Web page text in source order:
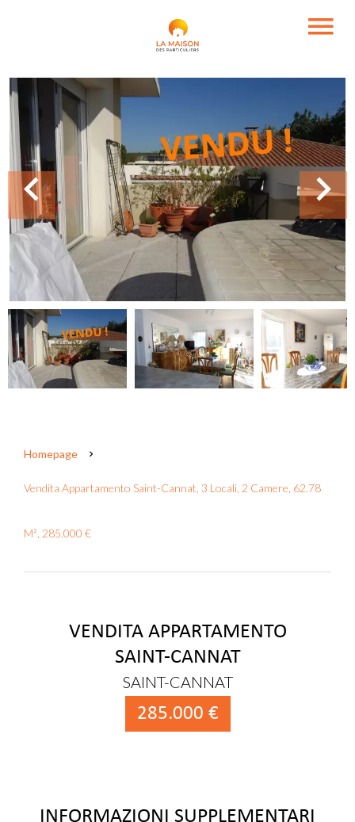
Homepage
Vendita Appartamento Saint-Cannat, 3 Locali, 2 Camere, 62.78
M², 285.000 €
VENDITA APPARTAMENTO
SAINT-CANNAT
SAINT-CANNAT
285.000 €
INFORMAZIONI SUPPLEMENTARI